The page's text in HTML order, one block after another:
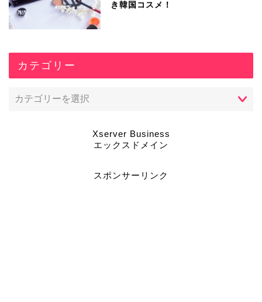
き韓国コスメ！
カテゴリー
Xserver Business
エックスドメイン
スポンサーリンク